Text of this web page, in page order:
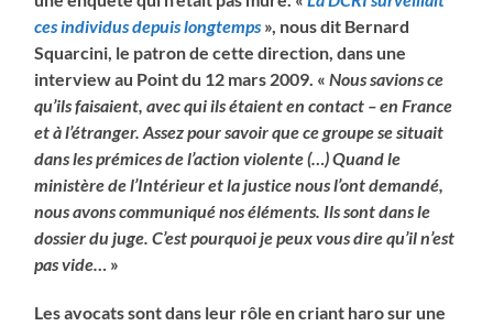
ces individus depuis longtemps », nous dit Bernard
Squarcini, le patron de cette direction, dans une
interview au Point du 12 mars 2009. « Nous savions ce
qu’ils faisaient, avec qui ils étaient en contact – en France
et à l’étranger. Assez pour savoir que ce groupe se situait
dans les prémices de l’action violente (…) Quand le
ministère de l’Intérieur et la justice nous l’ont demandé,
nous avons communiqué nos éléments. Ils sont dans le
dossier du juge. C’est pourquoi je peux vous dire qu’il n’est
pas vide…
»
Les avocats sont dans leur rôle en criant haro sur une